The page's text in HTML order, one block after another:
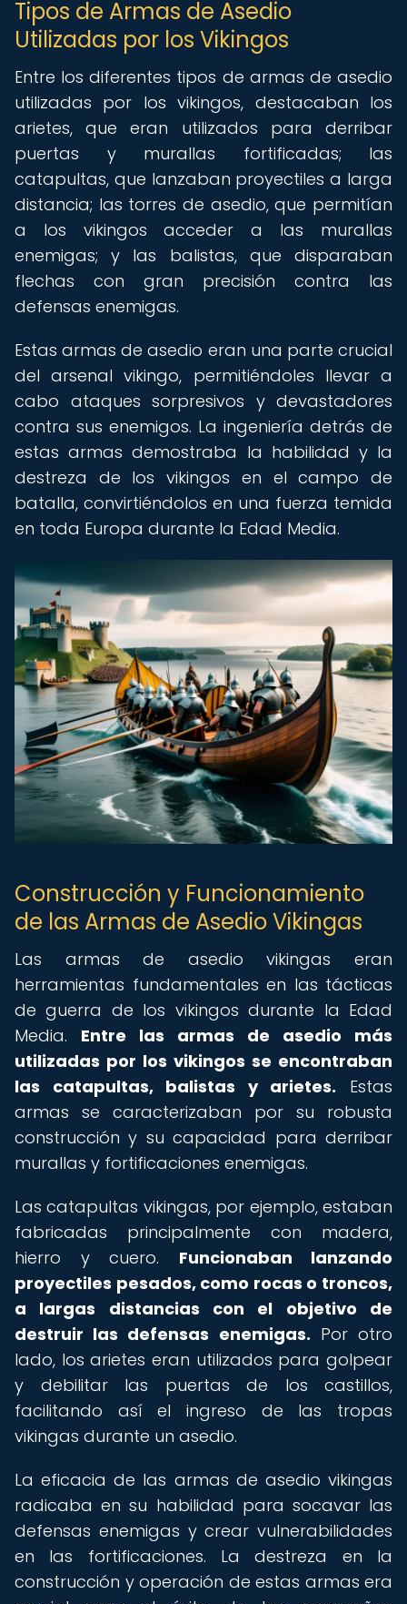
Tipos de Armas de Asedio
Utilizadas por los Vikingos
Entre los diferentes tipos de armas de asedio
utilizadas por los vikingos, destacaban los
arietes, que eran utilizados para derribar
puertas y murallas fortificadas; las
catapultas, que lanzaban proyectiles a larga
distancia; las torres de asedio, que permitían
a los vikingos acceder a las murallas
enemigas; y las balistas, que disparaban
flechas con gran precisión contra las
defensas enemigas.
Estas armas de asedio eran una parte crucial
del arsenal vikingo, permitiéndoles llevar a
cabo ataques sorpresivos y devastadores
contra sus enemigos. La ingeniería detrás de
estas armas demostraba la habilidad y la
destreza de los vikingos en el campo de
batalla, convirtiéndolos en una fuerza temida
en toda Europa durante la Edad Media.
Construcción y Funcionamiento
de las Armas de Asedio Vikingas
Las armas de asedio vikingas eran
herramientas fundamentales en las tácticas
de guerra de los vikingos durante la Edad
Media. Entre las armas de asedio más
utilizadas por los vikingos se encontraban
las catapultas, balistas y arietes. Estas
armas se caracterizaban por su robusta
construcción y su capacidad para derribar
murallas y fortificaciones enemigas.
Las catapultas vikingas, por ejemplo, estaban
fabricadas principalmente con madera,
hierro y cuero. Funcionaban lanzando
proyectiles pesados, como rocas o troncos,
a largas distancias con el objetivo de
destruir las defensas enemigas. Por otro
lado, los arietes eran utilizados para golpear
y debilitar las puertas de los castillos,
facilitando así el ingreso de las tropas
vikingas durante un asedio.
La eficacia de las armas de asedio vikingas
radicaba en su habilidad para socavar las
defensas enemigas y crear vulnerabilidades
en las fortificaciones. La destreza en la
construcción y operación de estas armas era